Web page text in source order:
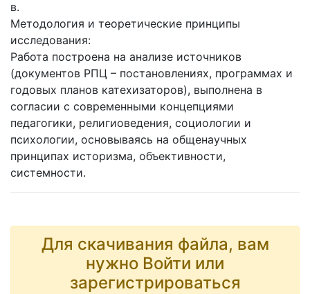
в.
Методология и теоретические принципы
исследования:
Работа построена на анализе источников
(документов РПЦ – постановлениях, программах и
годовых планов катехизаторов), выполнена в
согласии с современными концепциями
педагогики, религиоведения, социологии и
психологии, основываясь на общенаучных
принципах историзма, объективности,
системности.
Для скачивания файла, вам
нужно Войти или
зарегистрироваться